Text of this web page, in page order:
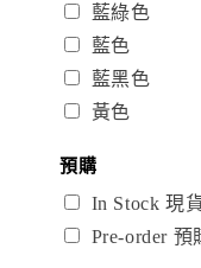
藍綠色
藍色
藍黑色
黃色
預購
In Stock 現
Pre-order 預